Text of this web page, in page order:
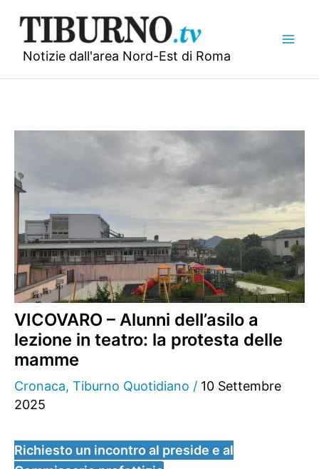
contenuto
Notizie dall'area Nord-Est di Roma
VICOVARO – Alunni dell’asilo a
lezione in teatro: la protesta delle
mamme
Cronaca, Tiburno Quotidiano / 10 Settembre
2025
Richiesto un incontro al preside e al